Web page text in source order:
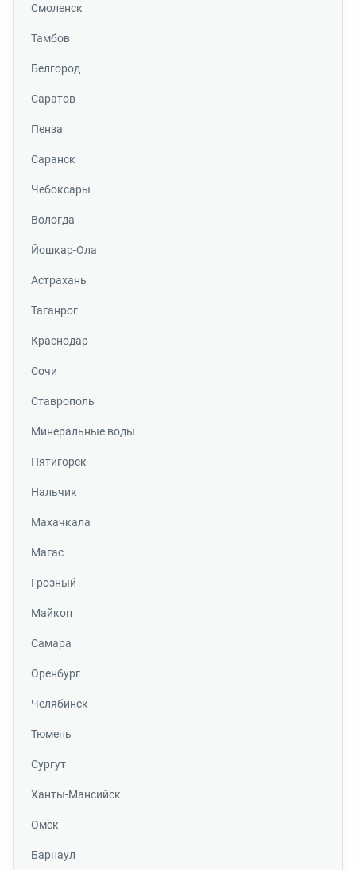
Смоленск
Тамбов
Белгород
Саратов
Пенза
Саранск
Чебоксары
Вологда
Йошкар-Ола
Астрахань
Таганрог
Краснодар
Сочи
Ставрополь
Минеральные воды
Пятигорск
Нальчик
Махачкала
Магас
Грозный
Майкоп
Самара
Оренбург
Челябинск
Тюмень
Сургут
Ханты-Мансийск
Омск
Барнаул